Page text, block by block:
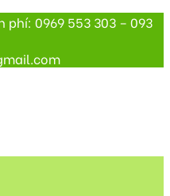
0969 553 303 – 093